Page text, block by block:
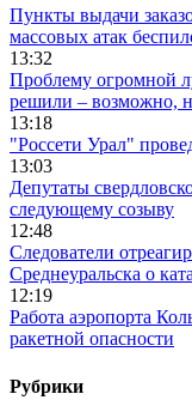
Пункты выдачи
массовых атак
13:32
Проблему огромной
решили – возможно,
13:18
"Россети Урал"
13:03
Депутаты
следующему созыву
12:48
Следователи
Среднеуральска о
12:19
Работа аэропорта
ракетной опасности
Рубрики